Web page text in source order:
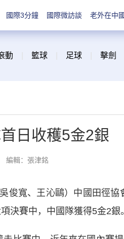
國際3分鐘 國際微訪談 老外在中國
動 籃球 足球 擊劍
日收穫5金2銀
編輯：張津銘
寬、王沁鷗）中國田徑協
決賽中，中國隊獲得5金2銀。